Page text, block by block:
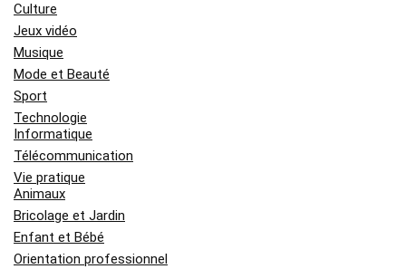
Culture
Jeux vidéo
Musique
Mode et Beauté
Sport
Technologie
Informatique
Télécommunication
Vie pratique
Animaux
Bricolage et Jardin
Enfant et Bébé
Orientation professionnel